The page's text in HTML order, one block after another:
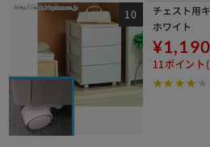
チェスト用
ホワイト
¥1,190
11ポイント